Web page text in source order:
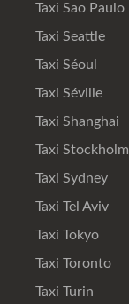
Taxi Sao Paulo
Taxi Seattle
Taxi Séoul
Taxi Séville
Taxi Shanghai
Taxi Stockholm
Taxi Sydney
Taxi Tel Aviv
Taxi Tokyo
Taxi Toronto
Taxi Turin